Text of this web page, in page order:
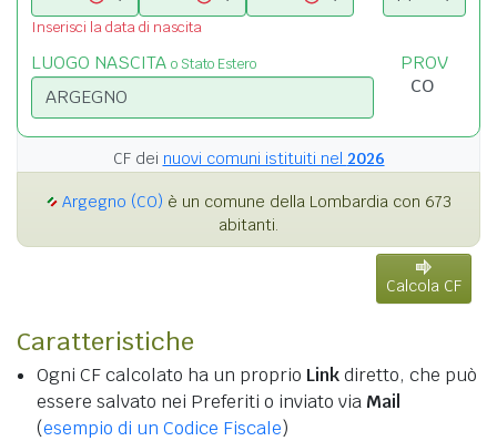
Inserisci la data di nascita
LUOGO NASCITA o Stato Estero PROV
CF dei nuovi comuni istituiti nel 2026
Argegno (CO) è un comune della Lombardia con 673
abitanti.
Calcola CF
Caratteristiche
Ogni CF calcolato ha un proprio Linkdiretto, che può
essere salvato nei Preferiti o inviato via Mail
(esempio di un Codice Fiscale)